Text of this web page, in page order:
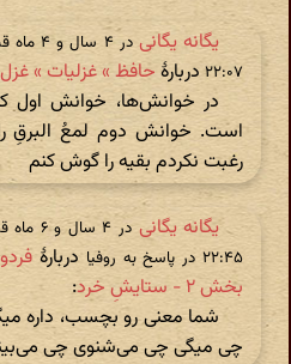
یگانه یگانی
۲۲:۰۷ دربارهٔ حافظ » غزلیات » غزل
در خوانش‌ها، خوانش اول
است. خوانش دوم لمعُ البرقِ
رغبت نکردم بقیه را گوش کنم
یگانه یگانی
۲۲:۴۵ در پاسخ به روفیا
دربارهٔ
بخش ۲ - ستایشِ خرد
:
شما معنی رو بچسب، داره
چی میگی چی می‌شنوی چی